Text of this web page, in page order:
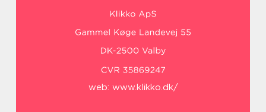
web: www.klikko.dk/